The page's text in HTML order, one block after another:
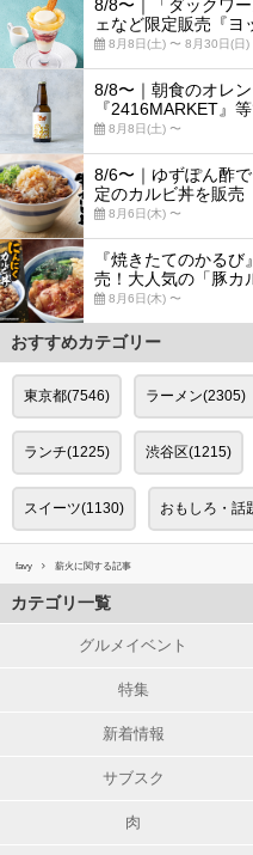
8/8〜｜「ダックワ
ェなど限定販売『ヨ
8月8日(土) 〜 8月30日(日)
8/8〜｜朝食のオレ
『2416MARKET』
8月8日(土) 〜
8/6〜｜ゆずぽん酢
定のカルビ丼を販売
8月6日(木) 〜
『焼きたてのかる
売！大人気の「豚カ
8月6日(木) 〜
おすすめカテゴリー
東京都(7546) ラーメン(2305)
ランチ(1225) 渋谷区(1215)
スイーツ(1130) おもしろ・話
favy 薪火に関する記事
カテゴリ一覧
グルメイベント
特集
新着情報
サブスク
肉